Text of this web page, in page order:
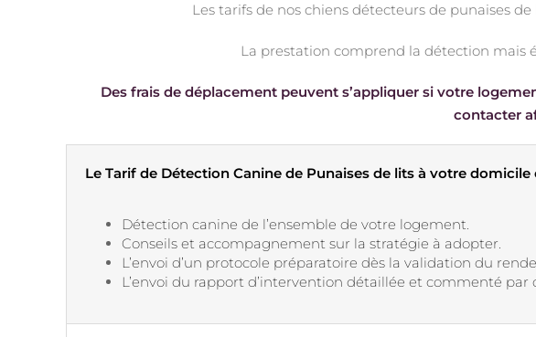
Les tarifs de nos chiens détecteurs de punaises
La prestation comprend la détection mais
Des frais de déplacement peuvent s’appliquer si votre
contacter
Le Tarif de Détection Canine de Punaises de lits à votre
Détection canine de l’ensemble de votre logement.
Conseils et accompagnement sur la stratégie à adopter.
L’envoi d’un protocole préparatoire dès la validation du
L’envoi du rapport d’intervention détaillée et commenté par